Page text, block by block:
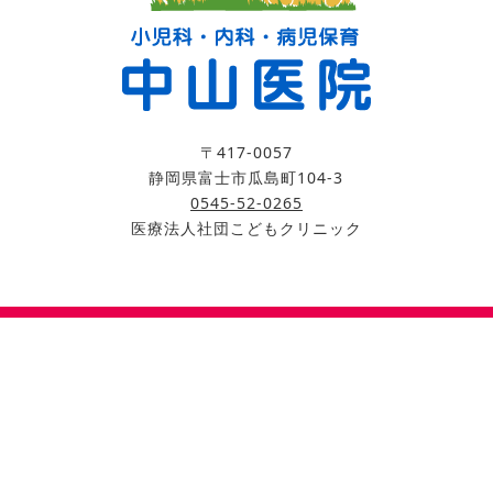
〒417-0057
静岡県富士市瓜島町104-3
0545-52-0265
医療法人社団こどもクリニック